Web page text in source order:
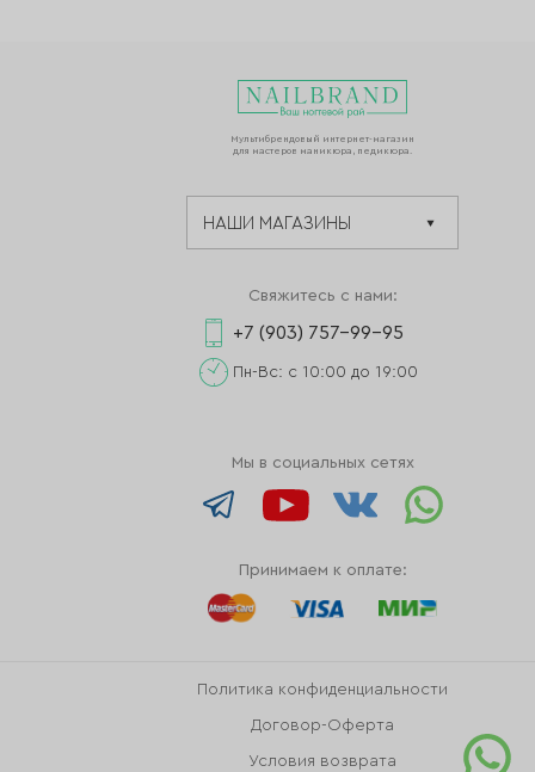
Мультибрендовый интернет-магазин
для мастеров маникюра, педикюра.
Свяжитесь с нами:
+7 (903) 757-99-95
Пн-Вс: с 10:00 до 19:00
Мы в социальных сетях
Принимаем к оплате:
Политика конфиденциальности
Договор-Оферта
Условия возврата